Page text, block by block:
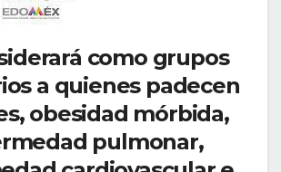
como grupos
a quienes padecen
obesidad mórbida,
pulmonar,